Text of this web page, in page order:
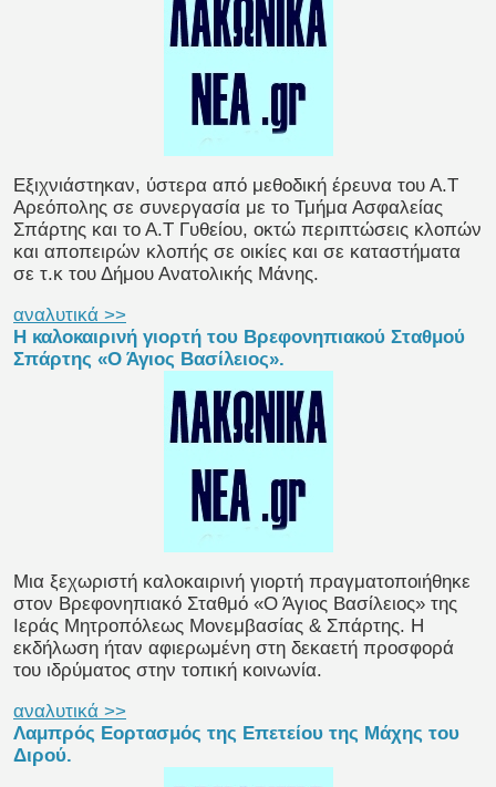
Εξιχνιάστηκαν, ύστερα από μεθοδική έρευνα του Α.Τ
Αρεόπολης σε συνεργασία με το Τμήμα Ασφαλείας
Σπάρτης και το Α.Τ Γυθείου, οκτώ περιπτώσεις κλοπών
και αποπειρών κλοπής σε οικίες και σε καταστήματα
σε τ.κ του Δήμου Ανατολικής Μάνης.
αναλυτικά >>
Η καλοκαιρινή γιορτή του Βρεφονηπιακού Σταθμού
Σπάρτης «Ο Άγιος Βασίλειος».
Μια ξεχωριστή καλοκαιρινή γιορτή πραγματοποιήθηκε
στον Βρεφονηπιακό Σταθμό «Ο Άγιος Βασίλειος» της
Ιεράς Μητροπόλεως Μονεμβασίας & Σπάρτης. Η
εκδήλωση ήταν αφιερωμένη στη δεκαετή προσφορά
του ιδρύματος στην τοπική κοινωνία.
αναλυτικά >>
Λαμπρός Eορτασμός της Eπετείου της Μάχης του
Διρού.